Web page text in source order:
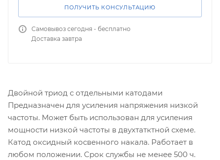
ПОЛУЧИТЬ КОНСУЛЬТАЦИЮ
Самовывоз сегодня - бесплатно
Доставка завтра
Двойной триод с отдельными катодами
Предназначен для усиления напряжения низкой
частоты. Может быть использован для усиления
мощности низкой частоты в двухтатктной схеме.
Катод оксидный косвенного накала. Работает в
любом положении. Срок службы не менее 500 ч.